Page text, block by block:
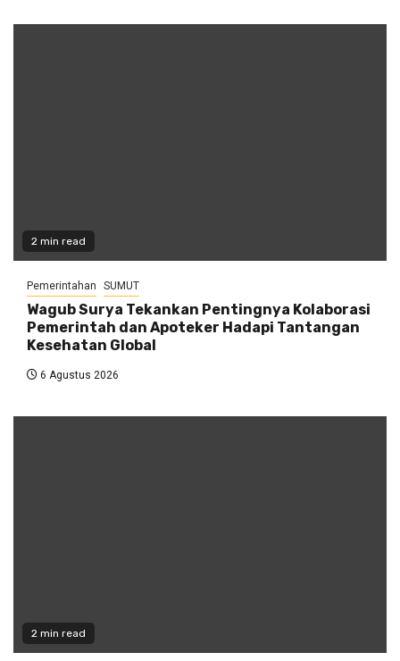
2 min read
Pemerintahan SUMUT
Wagub Surya Tekankan Pentingnya Kolaborasi
Pemerintah dan Apoteker Hadapi Tantangan
Kesehatan Global
6 Agustus 2026
2 min read